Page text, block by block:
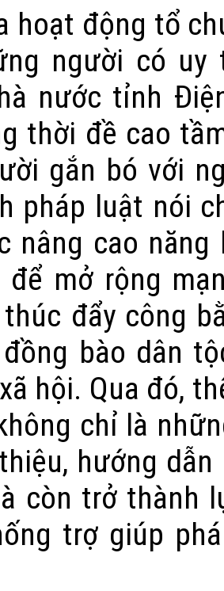
hoạt động tổ
người có
nước tỉnh
thời đề cao
gắn bó với
pháp luật nói
nâng cao
để mở rộng
đẩy công
bào dân
hội. Qua đó,
chỉ là
hướng
còn trở thành
trợ giúp